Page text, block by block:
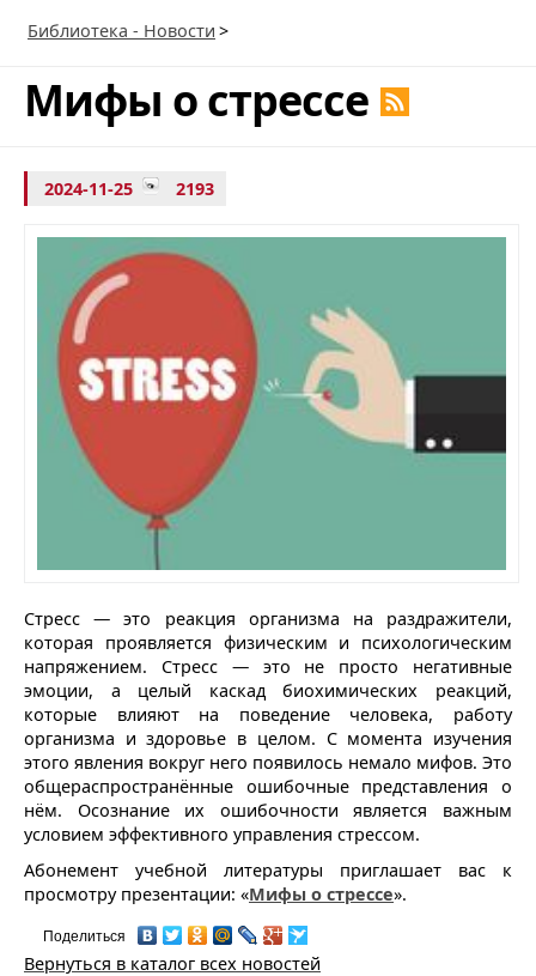
Библиотека - Новости >
Мифы о стрессе
2024-11-25 2193
Стресс — это реакция организма на раздражители,
которая проявляется физическим и психологическим
напряжением. Стресс — это не просто негативные
эмоции, а целый каскад биохимических реакций,
которые влияют на поведение человека, работу
организма и здоровье в целом. С момента изучения
этого явления вокруг него появилось немало мифов. Это
общераспространённые ошибочные представления о
нём. Осознание их ошибочности является важным
условием эффективного управления стрессом.
Абонемент учебной литературы приглашает вас к
просмотру презентации: «Мифы о стрессе».
Поделиться
Вернуться в каталог всех новостей